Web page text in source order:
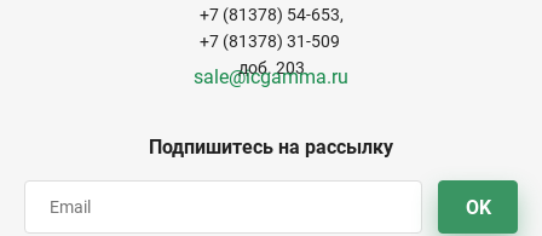
Подпишитесь на рассылку
OK
+7 (81378) 54-653,
+7 (81378) 31-509
доб. 203
sale@icgamma.ru